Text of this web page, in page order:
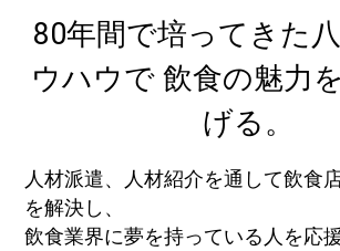
80年間で培ってきた
ウハウで 飲食の魅力
げる。
人材派遣、人材紹介を通して飲食
を解決し、
飲食業界に夢を持っている人を応